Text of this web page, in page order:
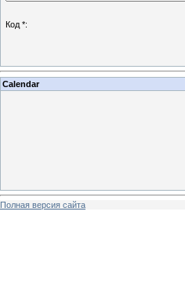
Код *:
Calendar
Полная версия сайта